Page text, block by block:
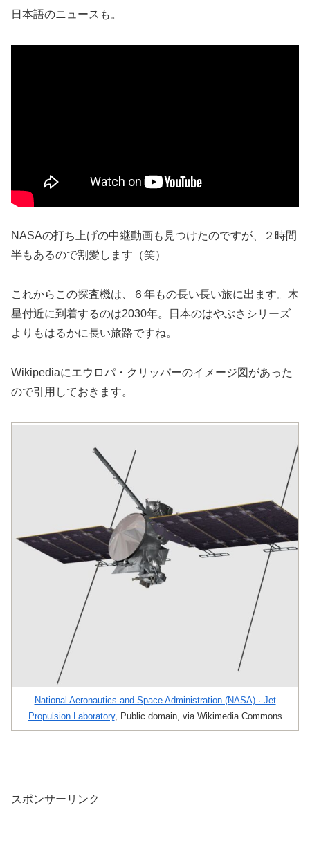
日本語のニュースも。
NASAの打ち上げの中継動画も見つけたのですが、２時間
半もあるので割愛します（笑）
これからこの探査機は、６年もの長い長い旅に出ます。木
星付近に到着するのは2030年。日本のはやぶさシリーズ
よりもはるかに長い旅路ですね。
Wikipediaにエウロパ・クリッパーのイメージ図があった
ので引用しておきます。
National Aeronautics and Space Administration (NASA) · Jet
Propulsion Laboratory, Public domain, via Wikimedia Commons
スポンサーリンク